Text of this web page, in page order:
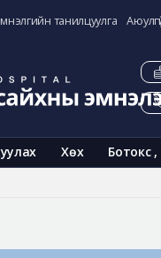
танилцуулга
Хөх Ботокс